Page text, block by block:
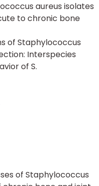
aureus isolates
to chronic bone
of Staphylococcus
Interspecies
of S.
of Staphylococcus